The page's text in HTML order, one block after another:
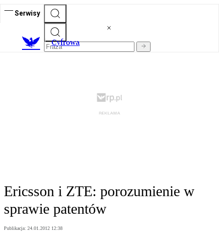
Serwisy
Cyfrowa
Ericsson i ZTE: porozumienie w
sprawie patentów
Publikacja: 24.01.2012 12:38